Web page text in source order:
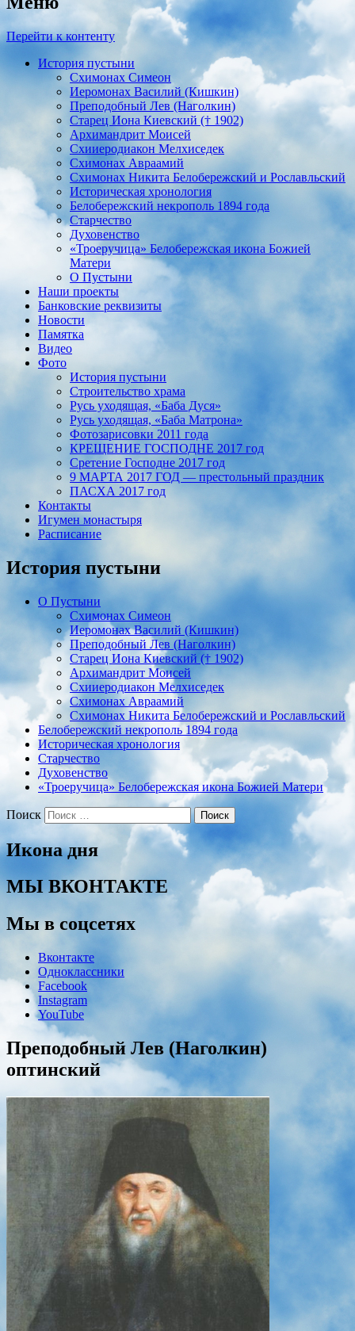
Перейти к контенту
История пустыни
Схимонах Симеон
Иеромонах Василий (Кишкин)
Преподобный Лев (Наголкин)
Старец Иона Киевский († 1902)
Архимандрит Моисей
Схииеродиакон Мелхиседек
Схимонах Авраамий
Cхимонах Никита Белобережский и Рославльский
Историческая хронология
Белобережский некрополь 1894 года
Старчество
Духовенство
«Троеручица» Белобережская икона Божией
Матери
О Пустыни
Наши проекты
Банковские реквизиты
Новости
Памятка
Видео
Фото
История пустыни
Строительство храма
Русь уходящая, «Баба Дуся»
Русь уходящая, «Баба Матрона»
Фотозарисовки 2011 года
КРЕЩЕНИЕ ГОСПОДНЕ 2017 год
Сретение Господне 2017 год
9 МАРТА 2017 ГОД — престольный праздник
ПАСХА 2017 год
Контакты
Игумен монастыря
Расписание
История пустыни
О Пустыни
Схимонах Симеон
Иеромонах Василий (Кишкин)
Преподобный Лев (Наголкин)
Старец Иона Киевский († 1902)
Архимандрит Моисей
Cхииеродиакон Мелхиседек
Схимонах Авраамий
Cхимонах Никита Белобережский и Рославльский
Белобережский некрополь 1894 года
Историческая хронология
Старчество
Духовенство
«Троеручица» Белобережская икона Божией Матери
Поиск
Икона дня
МЫ ВКОНТАКТЕ
Мы в соцсетях
Вконтакте
Одноклассники
Facebook
Instagram
YouTube
Преподобный Лев (Наголкин)
оптинский